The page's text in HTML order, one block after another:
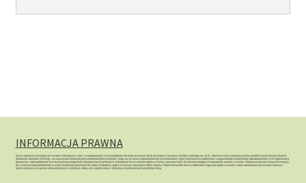
INFORMACJA PRAWNA